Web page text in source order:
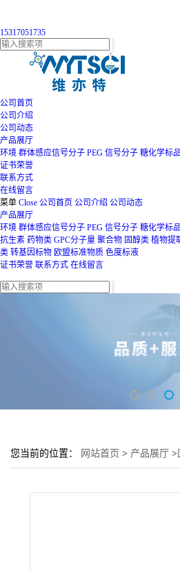
15317051735
公司首页
公司介绍
公司动态
产品展厅
环境 群体感应信号分子 PEG 信号分子 糖化学标品
证书荣誉
联系方式
在线留言
菜单 Close 公司首页 公司介绍 公司动态
产品展厅
环境 群体感应信号分子 PEG 信号分子 糖化学标品
抗生素 药物类 GPC分子量 聚合物 固醇类 植物提
类 转基因标物 欧盟标准物质 色度标液
证书荣誉 联系方式 在线留言
您当前的位置： 网站首页 > 产品展厅 >